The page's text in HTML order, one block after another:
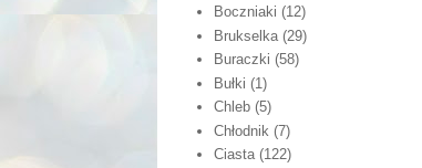
Boczniaki (12)
Brukselka (29)
Buraczki (58)
Bułki (1)
Chleb (5)
Chłodnik (7)
Ciasta (122)